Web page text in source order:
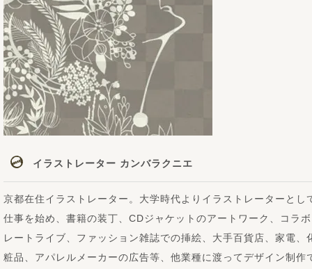
イラストレーター カンバラクニエ
京都在住イラストレーター。大学時代よりイラストレーターとし
仕事を始め、書籍の装丁、CDジャケットのアートワーク、コラボ
レートライブ、ファッション雑誌での挿絵、大手百貨店、家電、
粧品、アパレルメーカーの広告等、他業種に渡ってデザイン制作